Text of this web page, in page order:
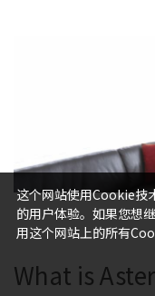
What is
这个网站使用Cookie技
的用户体验。如果您想
用这个网站上的所有